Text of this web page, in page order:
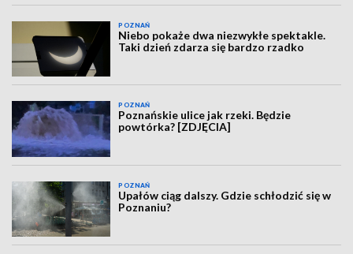
POZNAŃ
Niebo pokaże dwa niezwykłe spektakle.
Taki dzień zdarza się bardzo rzadko
POZNAŃ
Poznańskie ulice jak rzeki. Będzie
powtórka? [ZDJĘCIA]
POZNAŃ
Upałów ciąg dalszy. Gdzie schłodzić się w
Poznaniu?